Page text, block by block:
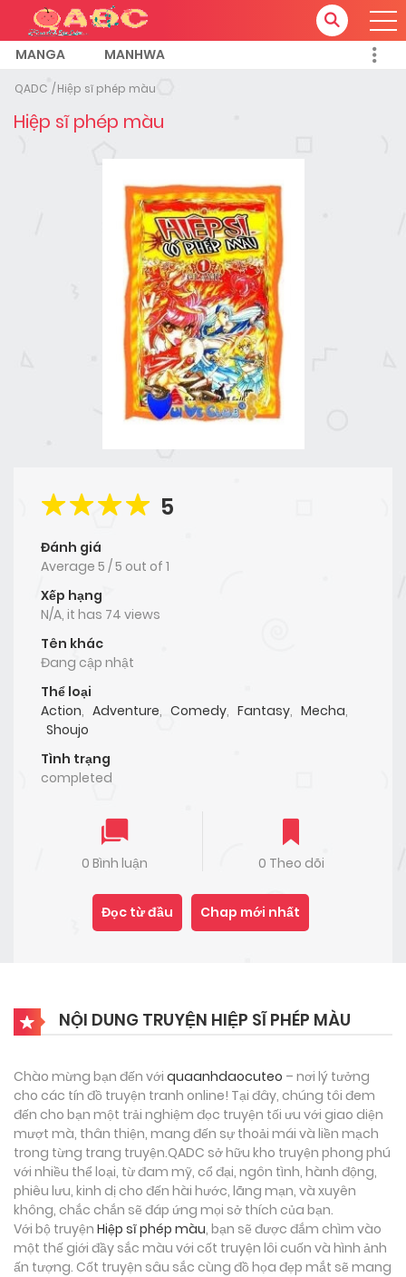
MANGA MANHWA
QADC Hiệp sĩ phép màu
Hiệp sĩ phép màu
5
Đánh giá
Average 5 /5 out of 1
Xếp hạng
N/A, it has 74 views
Tên khác
Đang cập nhật
Thể loại
Action, Adventure, Comedy, Fantasy, Mecha,
Shoujo
Tình trạng
completed
0 Bình luận 0 Theo dõi
Đọc từ đầu Chap mới nhất
NỘI DUNG TRUYỆN HIỆP SĨ PHÉP MÀU
Chào mừng bạn đến với quaanhdaocuteo – nơi lý tưởng
cho các tín đồ truyện tranh online! Tại đây, chúng tôi đem
đến cho bạn một trải nghiệm đọc truyện tối ưu với giao diện
mượt mà, thân thiện, mang đến sự thoải mái và liền mạch
trong từng trang truyện.QADC sở hữu kho truyện phong phú
với nhiều thể loại, từ đam mỹ, cổ đại, ngôn tình, hành động,
phiêu lưu, kinh dị cho đến hài hước, lãng mạn, và xuyên
không, chắc chắn sẽ đáp ứng mọi sở thích của bạn.
Với bộ truyện Hiệp sĩ phép màu, bạn sẽ được đắm chìm vào
một thế giới đầy sắc màu với cốt truyện lôi cuốn và hình ảnh
ấn tượng. Cốt truyện sâu sắc cùng đồ họa đẹp mắt sẽ mang